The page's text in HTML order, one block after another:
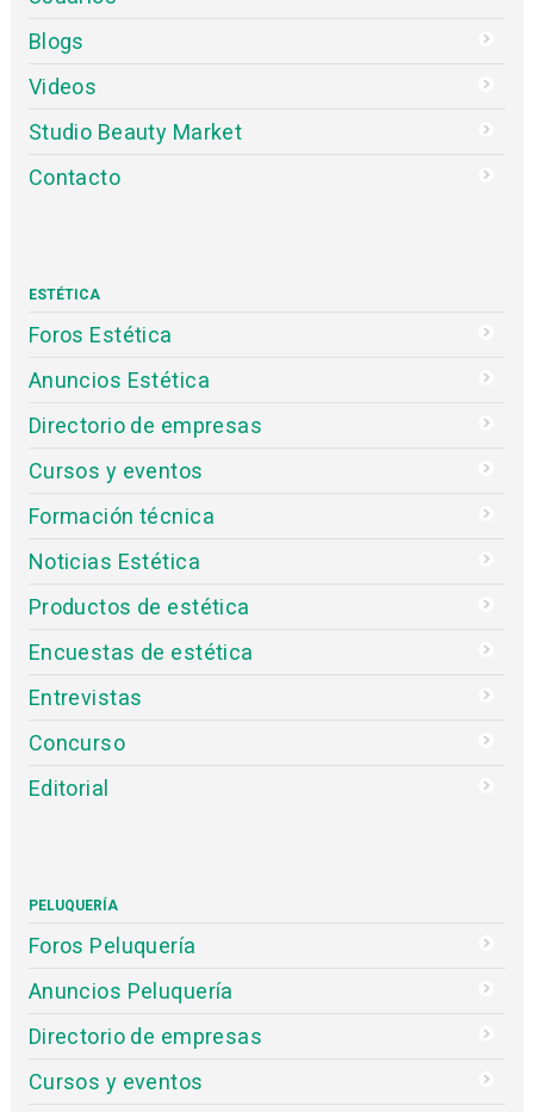
Blogs
Videos
Studio Beauty Market
Contacto
ESTÉTICA
Foros Estética
Anuncios Estética
Directorio de empresas
Cursos y eventos
Formación técnica
Noticias Estética
Productos de estética
Encuestas de estética
Entrevistas
Concurso
Editorial
PELUQUERÍA
Foros Peluquería
Anuncios Peluquería
Directorio de empresas
Cursos y eventos